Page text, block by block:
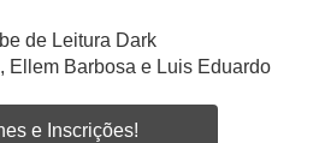
de Leitura Dark
Ellem Barbosa e Luis Eduardo
e Inscrições!